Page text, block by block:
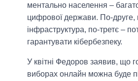
ментально населення –
цифрової держави. По-друге,
інфраструктура, по-третє –
гарантувати кібербезпеку.
У квітні Федоров заявив, що
виборах онлайн можна буде